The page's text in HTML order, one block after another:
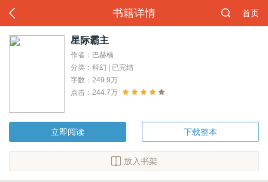
书籍详情 首页
星际霸主
作者：巴赫楠
分类：科幻 | 已完结
字数：249.9万
点击：244.7万
立即阅读 下载整本
放入书架